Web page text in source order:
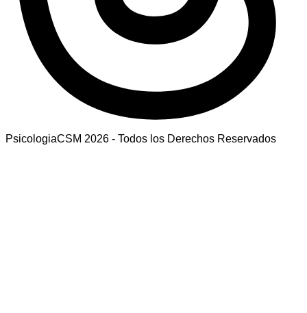
PsicologiaCSM 2026 - Todos los Derechos Reservados